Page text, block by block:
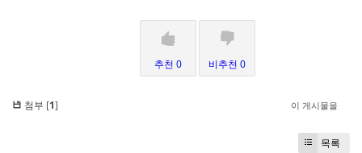
추천 0 비추천 0
첨부 [1] 이 게시물을
목록